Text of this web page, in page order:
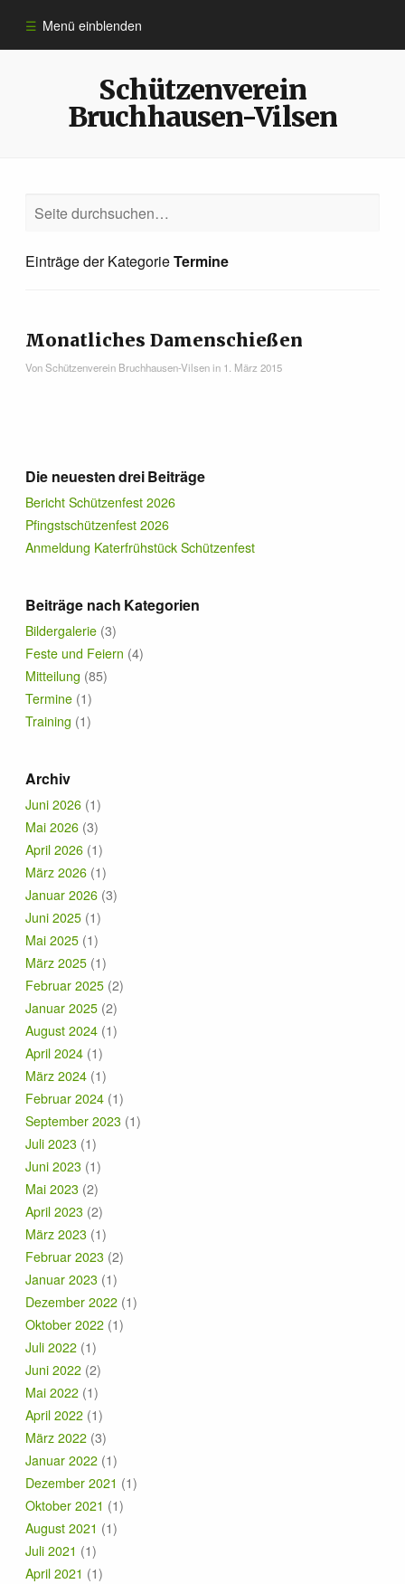
Menü einblenden
Informationen
Impressum
News
Förderer & Sponsoren
Links
Schützenverein
Bruchhausen-Vilsen
Einträge der KategorieTermine
Monatliches Damen­schießen
VonSchützenverein Bruchhausen-Vilsenin 1. März 2015
Die neuesten drei Beiträge
Bericht Schützenfest 2026
Pfingstschützenfest 2026
Anmeldung Katerfrühstück Schützenfest
Beiträge nach Kategorien
Bildergalerie (3)
Feste und Feiern (4)
Mitteilung (85)
Termine (1)
Training (1)
Archiv
Juni 2026 (1)
Mai 2026 (3)
April 2026 (1)
März 2026 (1)
Januar 2026 (3)
Juni 2025 (1)
Mai 2025 (1)
März 2025 (1)
Februar 2025 (2)
Januar 2025 (2)
August 2024 (1)
April 2024 (1)
März 2024 (1)
Februar 2024 (1)
September 2023 (1)
Juli 2023 (1)
Juni 2023 (1)
Mai 2023 (2)
April 2023 (2)
März 2023 (1)
Februar 2023 (2)
Januar 2023 (1)
Dezember 2022 (1)
Oktober 2022 (1)
Juli 2022 (1)
Juni 2022 (2)
Mai 2022 (1)
April 2022 (1)
März 2022 (3)
Januar 2022 (1)
Dezember 2021 (1)
Oktober 2021 (1)
August 2021 (1)
Juli 2021 (1)
April 2021 (1)